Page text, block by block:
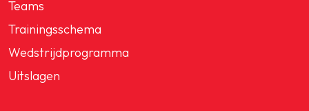
Teams
Trainingsschema
Wedstrijdprogramma
Uitslagen